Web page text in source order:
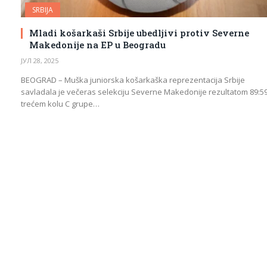
SRBIJA
Mladi košarkaši Srbije ubedljivi protiv Severne
Makedonije na EP u Beogradu
ЈУЛ 28, 2025
BEOGRAD – Muška juniorska košarkaška reprezentacija Srbije
savladala je večeras selekciju Severne Makedonije rezultatom
trećem kolu C grupe…